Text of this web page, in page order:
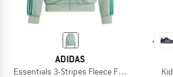
ADIDAS
Essentials 3-Stripes Fleece Full-Zip Hoodie